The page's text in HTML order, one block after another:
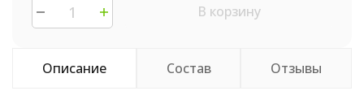
В корзину
Описание Состав Отзывы